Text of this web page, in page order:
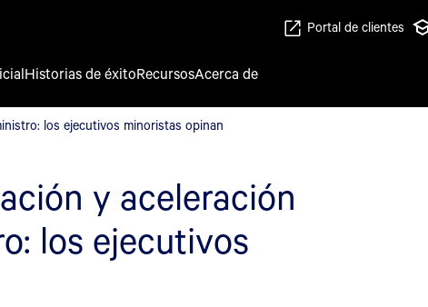
los ejecutivos minoristas opinan
Portal de clientes
Historias de éxitoRecursosAcerca de
los ejecutivos minoristas opinan
y aceleración
los ejecutivos